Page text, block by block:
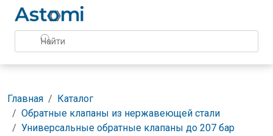
Главная
Каталог
Обратные клапаны из нержавеющей стали
Универсальные обратные клапаны до 207 бар